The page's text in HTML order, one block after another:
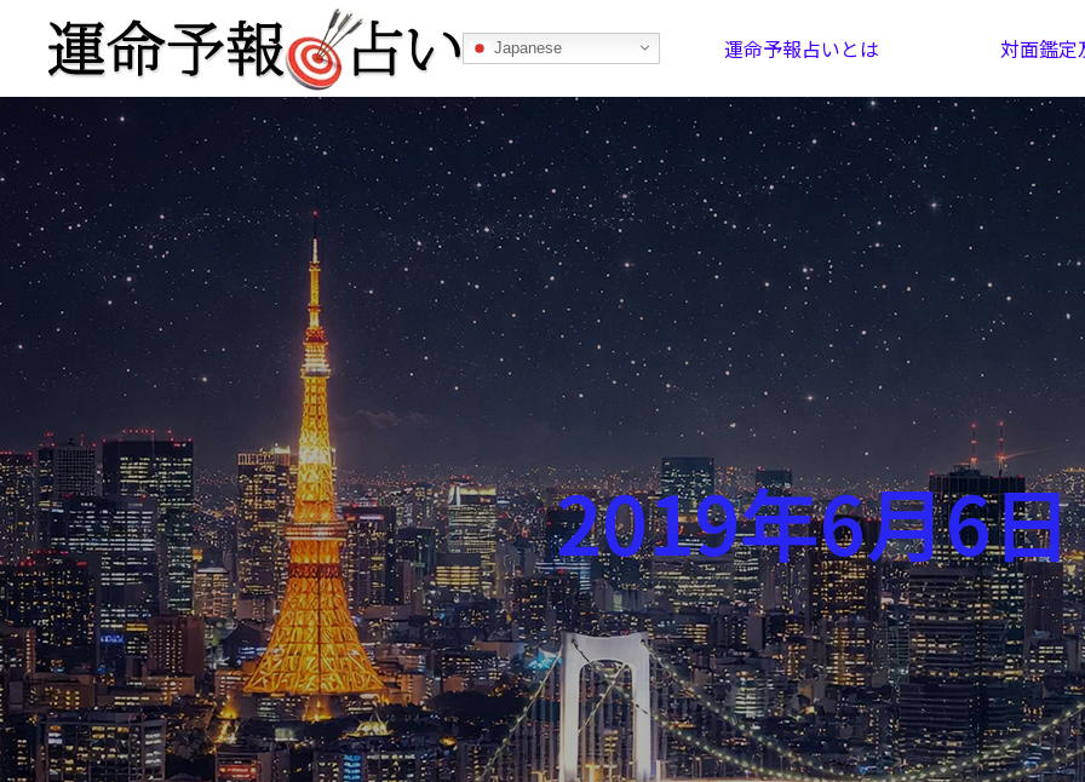
Japanese 運命予報占いとは 対面鑑定
運命予報占い
運命予報占いとは あなたの所属部屋を探そう！ 最恐の相性占い
記事カテゴリー
ブログ お知らせ 芸能界
スポーツ 競馬 社会
2019年6月6日